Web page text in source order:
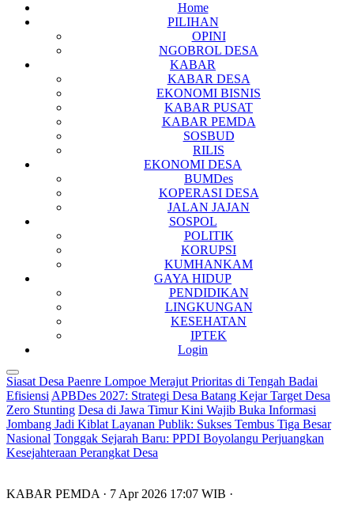
Home
PILIHAN
OPINI
NGOBROL DESA
KABAR
KABAR DESA
EKONOMI BISNIS
KABAR PUSAT
KABAR PEMDA
SOSBUD
RILIS
EKONOMI DESA
BUMDes
KOPERASI DESA
JALAN JAJAN
SOSPOL
POLITIK
KORUPSI
KUMHANKAM
GAYA HIDUP
PENDIDIKAN
LINGKUNGAN
KESEHATAN
IPTEK
Login
Siasat Desa Paenre Lompoe Merajut Prioritas di Tengah Badai
Efisiensi APBDes 2027: Strategi Desa Batang Kejar Target Desa
Zero Stunting Desa di Jawa Timur Kini Wajib Buka Informasi
Jombang Jadi Kiblat Layanan Publik: Sukses Tembus Tiga Besar
Nasional Tonggak Sejarah Baru: PPDI Boyolangu Perjuangkan
Kesejahteraan Perangkat Desa
KABAR PEMDA · 7 Apr 2026 17:07 WIB ·